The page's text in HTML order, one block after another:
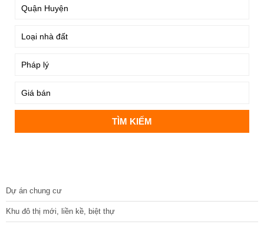
Dự án chung cư
Khu đô thị mới, liền kề, biệt thự